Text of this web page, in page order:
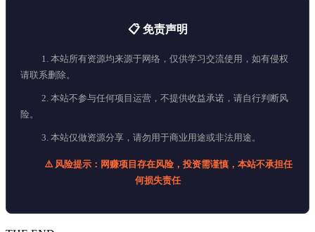
📋 免责声明
1. 本站所有资源均来源于网络，仅供学习交流使用，如有侵权
请联系删除。
2. 本站不参与任何项目运营，不提供收益承诺，请自行判断风
险。
3. 本站仅做资源分享，请勿用于商业用途或非法用途。
⚠️ 风险提示：网赚项目存在风险，投资需谨慎，本站不承担任
何损失责任